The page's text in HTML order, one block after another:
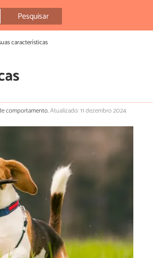
Pesquisar
características
comportamento.Atualizado: 11 dezembro 2024